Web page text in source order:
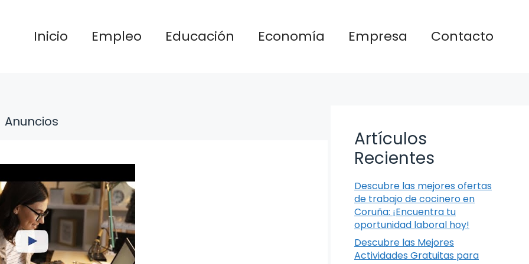
Inicio Empleo Educación Economía Empresa Contacto
Anuncios
Artículos
Recientes
Descubre las mejores ofertas
de trabajo de cocinero en
Coruña: ¡Encuentra tu
oportunidad laboral hoy!
Descubre las Mejores
Actividades Gratuitas para